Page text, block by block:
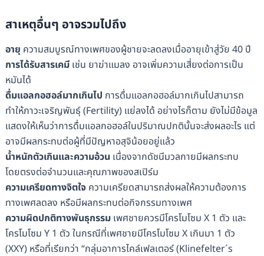
สาเหตุอื่นๆ อาจรวมไปถึง
อายุ ความสมบูรณ์ทางเพศของผู้ชายจะลดลงเมื่ออายุเข้าสู่วัย 40 ปี
การได้รับสารเคมี เช่น ยาฆ่าแมลง อาจเพิ่มความเสี่ยงต่อการเป็น
หมันได้
ดื่มแอลกอฮอล์มากเกินไป การดื่มแอลกอฮอล์มากเกินไปสามารถ
ทำให้ภาวะเจริญพันธุ์ (Fertility) แย่ลงได้ อย่างไรก็ตาม ยังไม่มีข้อมูล
แสดงให้เห็นว่าการดื่มแอลกอฮอล์ในปริมาณปกตินั้นจะส่งผลอะไร แต่
อาจมีผลกระทบต่อผู้ที่มีปัญหาอสุจิน้อยอยู่แล้ว
น้ำหนักตัวเกินและความอ้วน เนื่องจากดัชนีมวลกายมีผลกระทบ
โดยตรงต่อจำนวนและคุณภาพของสเปิร์ม
ความเครียดทางจิตใจความเครียดสามารถส่งผลให้ความต้องการ
ทางเพศลดลง หรือมีผลกระทบต่อกิจกรรมทางเพศ
ความผิดปกติทางพันธุกรรมเพศชายควรมีโครโมโซม X 1 ตัว และ
โครโมโซม Y 1 ตัว ในกรณีที่เพศชายมีโครโมโซม X เกินมา 1 ตัว
(XXY) หรือที่เรียกว่า “กลุ่มอาการไคล์เฟลเตอร์ (Klinefelter´s